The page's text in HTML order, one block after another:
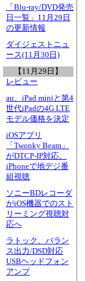
「Blu-ray/DVD発売
日一覧」11月29日
の更新情報
ダイジェストニュ
ース(11月30日)
【11月29日】
レビュー
au、iPad miniと第4
世代iPadの4G LTE
モデル価格を決定
iOSアプリ
「Twonky Beam」
がDTCP-IP対応。
iPhoneで地デジ番
組視聴
ソニーBDレコーダ
がiOS機器でのスト
リーミング視聴対
応へ
ラトック、バラン
ス出力/DSD対応
USBヘッドフォン
アンプ